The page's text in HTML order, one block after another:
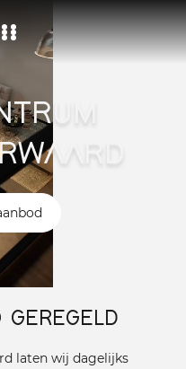
GEREGELD
laten wij dagelijks